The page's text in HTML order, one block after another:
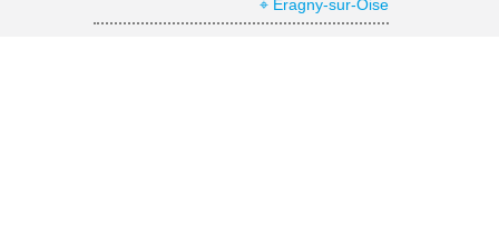
⌖ Éragny-sur-Oise